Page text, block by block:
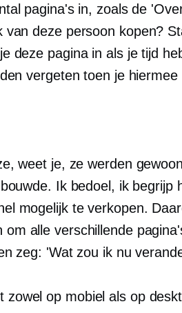
pagina's in, zoals de
deze persoon kopen?
deze pagina in als je tijd
vergeten toen je hiermee
weet je, ze werden
Ik bedoel, ik begrijp
mogelijk te verkopen.
alle verschillende
zeg: 'Wat zou ik nu
zowel op mobiel als op